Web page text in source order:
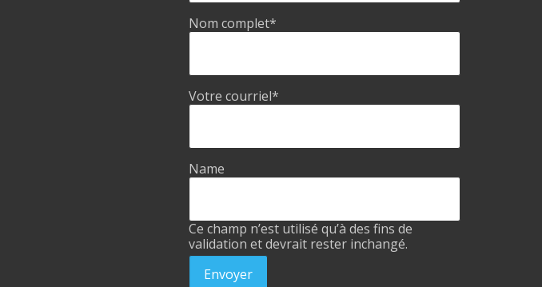
Nom complet*
Votre courriel*
Name
Ce champ n’est utilisé qu’à des fins de
validation et devrait rester inchangé.